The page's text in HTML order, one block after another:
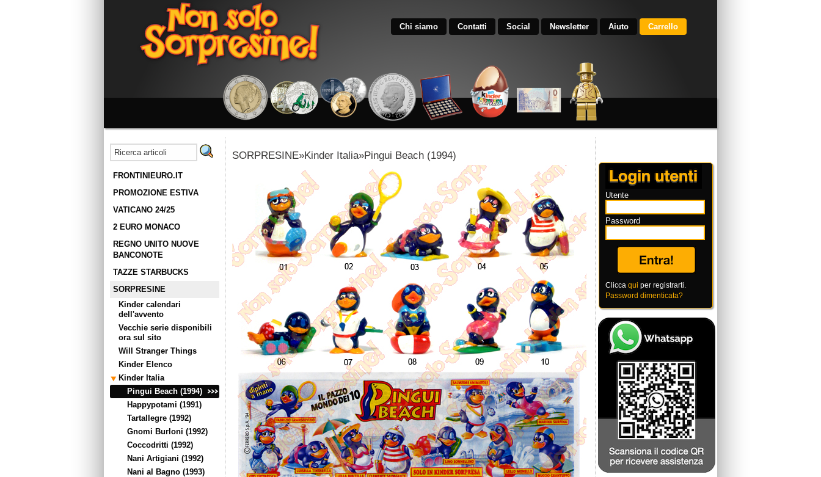
Chi siamo Contatti Social Newsletter Aiuto Carrello
FRONTINIEURO.IT
PROMOZIONE ESTIVA
VATICANO 24/25
2 EURO MONACO
REGNO UNITO NUOVE
BANCONOTE
TAZZE STARBUCKS
SORPRESINE
Kinder calendari
dell'avvento
Vecchie serie disponibili
ora sul sito
Will Stranger Things
Kinder Elenco
Kinder Italia
Pingui Beach (1994)
Happypotami (1991)
Tartallegre (1992)
Gnomi Burloni (1992)
Coccodritti (1992)
Nani Artigiani (1992)
Nani al Bagno (1993)
SORPRESINE»Kinder Italia»Pingui Beach (1994)
Utente
Password
Clicca qui per registrarti.
Password dimenticata?